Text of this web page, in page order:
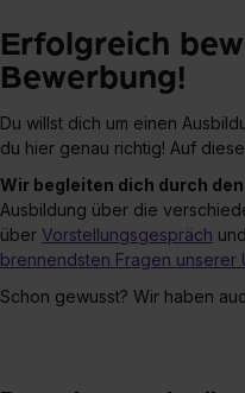
Erfolgreich
Bewerbung!
Du willst dich um einen
du hier genau richtig! Auf
Wir begleiten dich durch
Ausbildung über die
überVorstellungsgespräch und
brennendsten Fragen unserer
Schon gewusst? Wir haben